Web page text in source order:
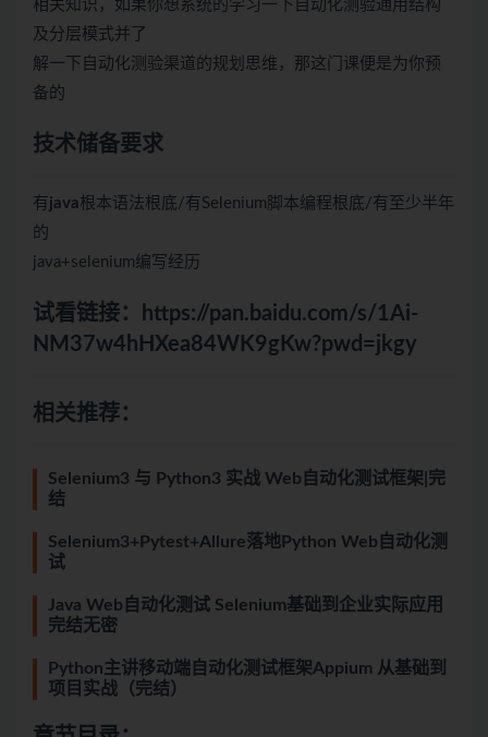
相关知识，如果你想系统的学习一下自动化测验通用结构
及分层模式并了
解一下自动化测验渠道的规划思维，那这门课便是为你预
备的
技术储备要求
有 java根本语法根底/有Selenium脚本编程根底/有至少半年
的
java+selenium编写经历
试看链接：
https://pan.baidu.com/s/1Ai-
NM37w4hHXea84WK9gKw?pwd=jkgy
相关推荐：
Selenium3 与 Python3 实战 Web自动化测试框架|完
结
Selenium3+Pytest+Allure落地Python Web自动化测
试
Java Web自动化测试 Selenium基础到企业实际应用
完结无密
Python主讲移动端自动化测试框架Appium 从基础到
项目实战（完结）